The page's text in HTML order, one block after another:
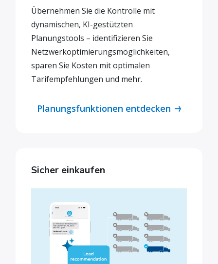
Übernehmen Sie die Kontrolle mit
dynamischen, KI-gestützten
Planungstools – identifizieren Sie
Netzwerkoptimierungsmöglichkeiten,
sparen Sie Kosten mit optimalen
Tarifempfehlungen und mehr.
Planungsfunktionen entdecken
Sicher einkaufen